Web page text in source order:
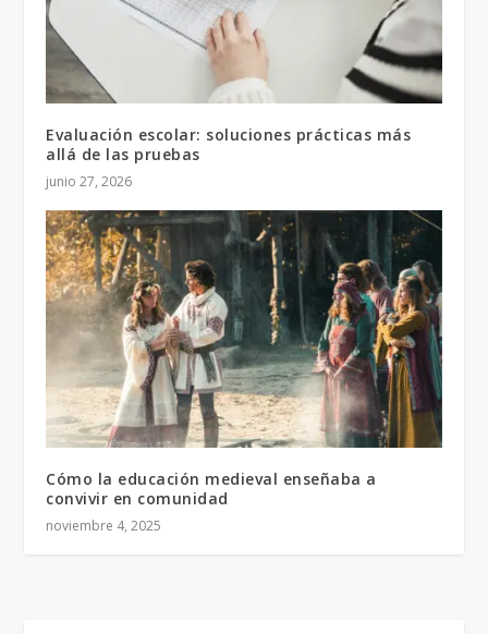
Evaluación escolar: soluciones prácticas más
allá de las pruebas
junio 27, 2026
Cómo la educación medieval enseñaba a
convivir en comunidad
noviembre 4, 2025